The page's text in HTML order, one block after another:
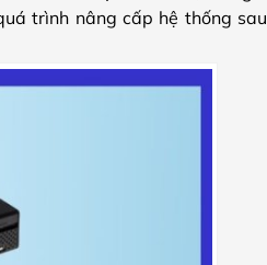
trình nâng cấp hệ thống sau